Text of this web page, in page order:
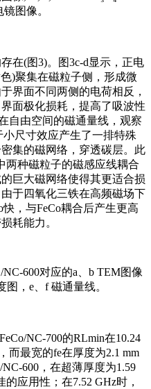
图像。
在(图3)。图3c-d显示，正电
)聚集在磁粒子侧，形成微
界面不同两侧的电荷相反，
面极化损耗，提高了吸波性
自由空间的磁通量线，观察
尺寸效应产生了一排特殊
集的磁网络，穿透碳层。此
两种磁粒子的磁感应线耦合
巨大磁网络使得其更适合损
于四氧化三铁在高频磁场下
，与FeCo耦合后产生更高
耗能力。
NC-600对应的a、b TEM图像
，e、f 磁通量线。
NC-700的RLmin在10.24
而最宽的fe在厚度为2.1 mm
NC-600，在超薄厚度为1.59
应用性；在7.52 GHz时，